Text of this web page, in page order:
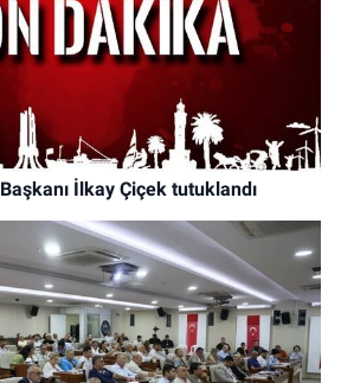
İlkay Çiçek tutuklandı